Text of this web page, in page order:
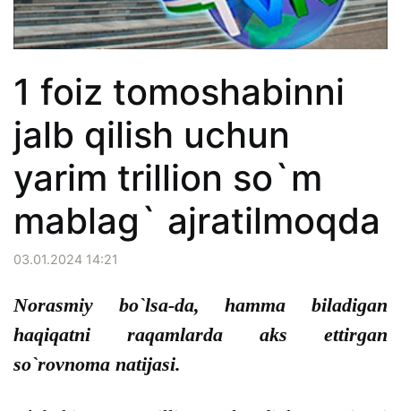
1 foiz tomoshabinni
jalb qilish uchun
yarim trillion so`m
mablag` ajratilmoqda
03.01.2024 14:21
Norasmiy bo`lsa-da, hamma biladigan
haqiqatni raqamlarda aks ettirgan
so`rovnoma natijasi.